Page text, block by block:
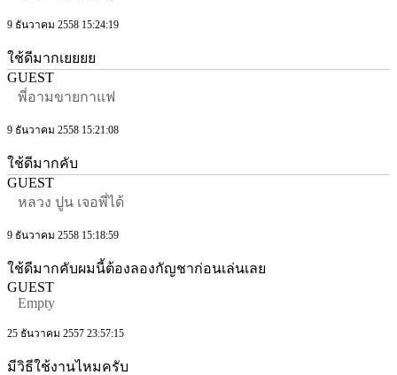
9 ธันวาคม 2558 15:24:19
ใช้ดีมากเยยยย
GUEST
พี่อามขายกาแฟ
9 ธันวาคม 2558 15:21:08
ใช้ดีมากคับ
GUEST
หลวง ปูน เจอพี่ได้
9 ธันวาคม 2558 15:18:59
ใช้ดีมากคับผมนี้ต้องลองกัญชาก่อนเล่นเลย
GUEST
Empty
25 ธันวาคม 2557 23:57:15
มีวิธีใช้งานไหมครับ